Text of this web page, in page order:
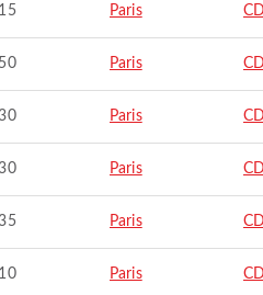
Paris
Paris
Paris
Paris
Paris
Paris